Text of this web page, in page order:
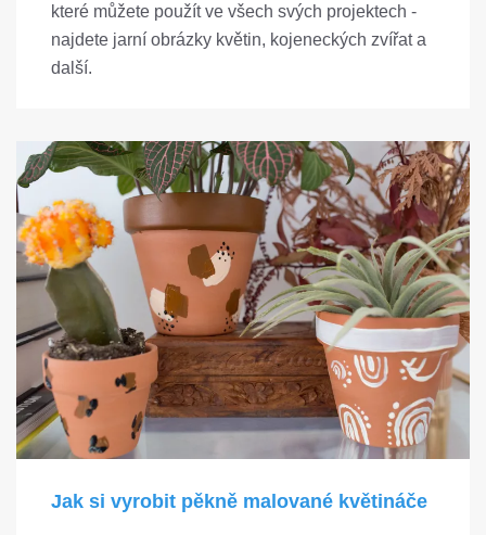
které můžete použít ve všech svých projektech -
najdete jarní obrázky květin, kojeneckých zvířat a
další.
Jak si vyrobit pěkně malované květináče